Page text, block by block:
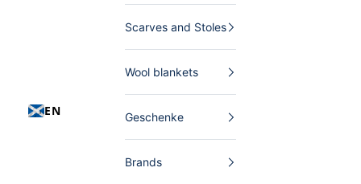
EN
Scarves and Stoles
Wool blankets
Geschenke
Brands